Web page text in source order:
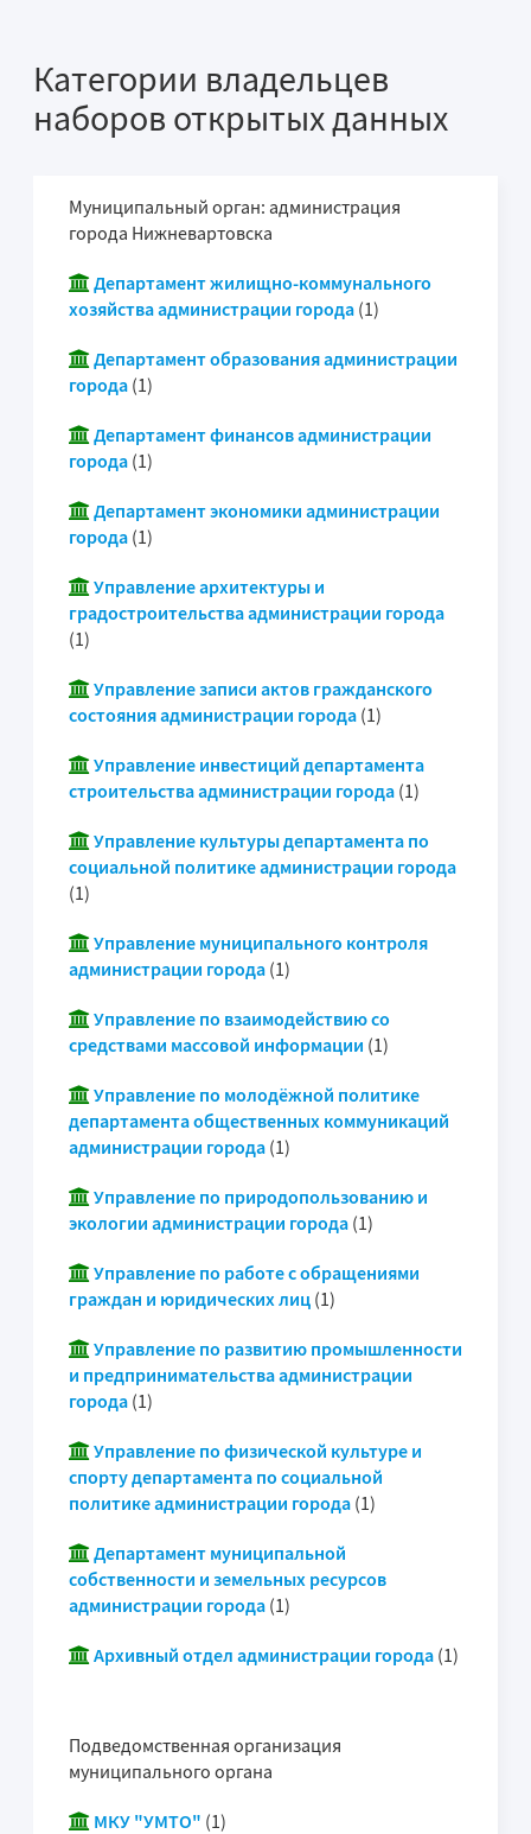
Категории владельцев
наборов открытых данных
Муниципальный орган: администрация
города Нижневартовска
Департамент жилищно-коммунального
хозяйства администрации города (1)
Департамент образования администрации
города (1)
Департамент финансов администрации
города (1)
Департамент экономики администрации
города (1)
Управление архитектуры и
градостроительства администрации города
(1)
Управление записи актов гражданского
состояния администрации города (1)
Управление инвестиций департамента
строительства администрации города (1)
Управление культуры департамента по
социальной политике администрации города
(1)
Управление муниципального контроля
администрации города (1)
Управление по взаимодействию со
средствами массовой информации (1)
Управление по молодёжной политике
департамента общественных коммуникаций
администрации города (1)
Управление по природопользованию и
экологии администрации города (1)
Управление по работе с обращениями
граждан и юридических лиц (1)
Управление по развитию промышленности
и предпринимательства администрации
города (1)
Управление по физической культуре и
спорту департамента по социальной
политике администрации города (1)
Департамент муниципальной
собственности и земельных ресурсов
администрации города (1)
Архивный отдел администрации города (1)
Подведомственная организация
муниципального органа
МКУ "УМТО" (1)